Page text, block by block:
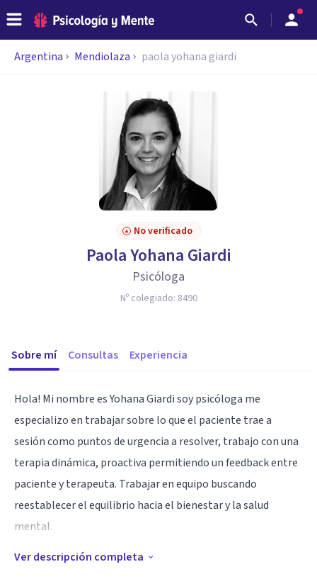
Argentina Mendiolaza paola yohana giardi
No verificado
Paola Yohana Giardi
Psicóloga
Nº colegiado: 8490
Sobre mí Consultas Experiencia
Hola! Mi nombre es Yohana Giardi soy psicóloga me
especializo en trabajar sobre lo que el paciente trae a
sesión como puntos de urgencia a resolver, trabajo con una
terapia dinámica, proactiva permitiendo un feedback entre
paciente y terapeuta. Trabajar en equipo buscando
reestablecer el equilibrio hacia el bienestar y la salud
mental.
Especialidad
Ver descripción completa